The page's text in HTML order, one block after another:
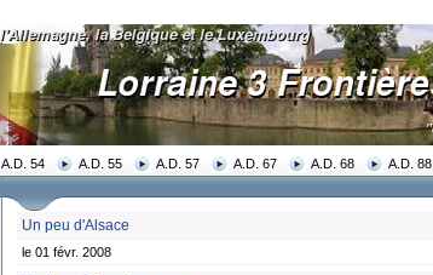
A.D. 54 A.D. 55 A.D. 57 A.D. 67 A.D. 68 A.D. 88
Un peu d'Alsace
le 01 févr. 2008